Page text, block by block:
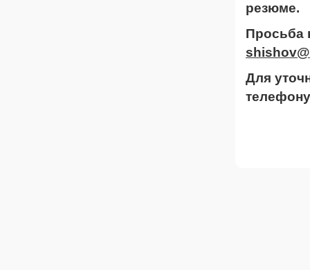
Просьба
Для